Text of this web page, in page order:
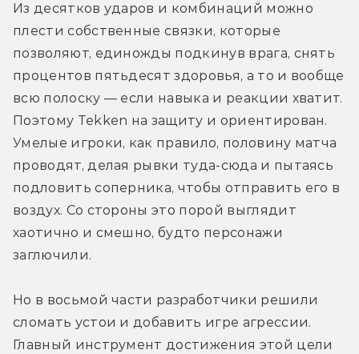
Из десятков ударов и комбинаций можно
плести собственные связки, которые
позволяют, единожды подкинув врага, снять
процентов пятьдесят здоровья, а то и вообще
всю полоску — если навыка и реакции хватит.
Поэтому Tekken на защиту и ориентирован.
Умелые игроки, как правило, половину матча
проводят, делая рывки туда-сюда и пытаясь
подловить соперника, чтобы отправить его в
воздух. Со стороны это порой выглядит
хаотично и смешно, будто персонажи
заглючили.
Но в восьмой части разработчики решили
сломать устои и добавить игре агрессии.
Главный инструмент достижения этой цели